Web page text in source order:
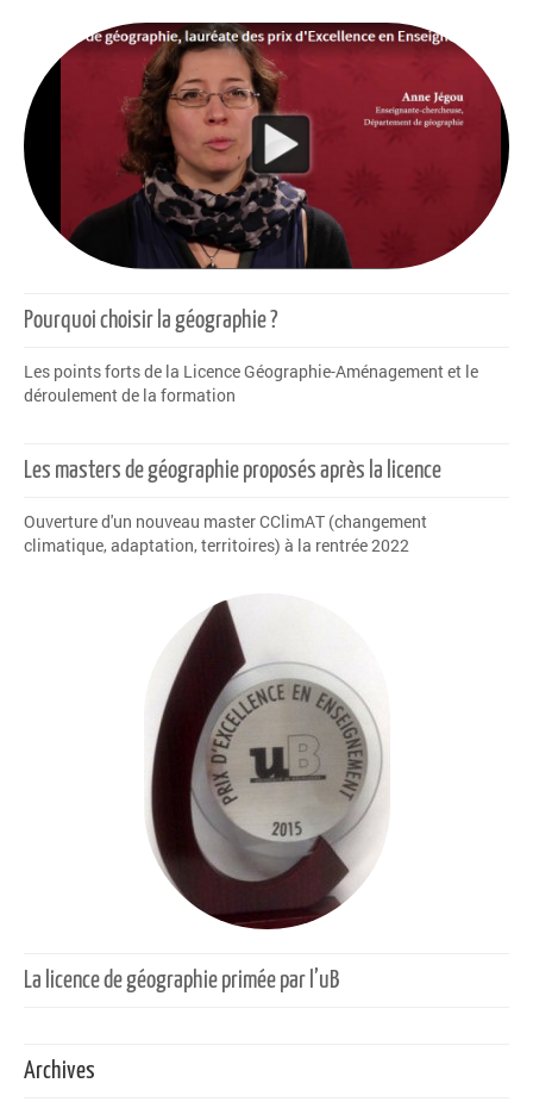
Pourquoi choisir la géographie ?
Les points forts de la Licence Géographie-Aménagement et le
déroulement de la formation
Les masters de géographie proposés après la licence
Ouverture d'un nouveau master CClimAT (changement
climatique, adaptation, territoires) à la rentrée 2022
La licence de géographie primée par l’uB
Archives